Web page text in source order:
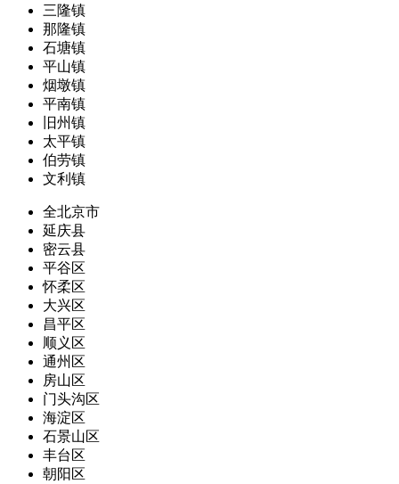
三隆镇
那隆镇
石塘镇
平山镇
烟墩镇
平南镇
旧州镇
太平镇
伯劳镇
文利镇
全北京市
延庆县
密云县
平谷区
怀柔区
大兴区
昌平区
顺义区
通州区
房山区
门头沟区
海淀区
石景山区
丰台区
朝阳区